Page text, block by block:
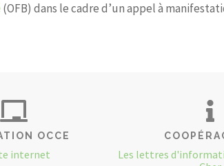
(OFB) dans le cadre d’un appel à
OCCE
internet
Les lettres